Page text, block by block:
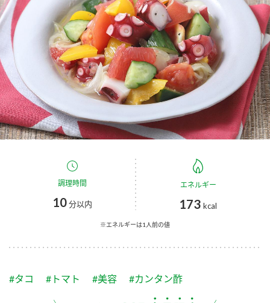
お酢ドリンク ぽん酢
みりん風・料理酒 鍋用調味料
つゆ たれ
スープ 中華
ふりかけ おすしの素
キャンペーン情報
ブランド・スペシャルサイト
ブランド・スペシャルサイト トップ
商品ブランドサイト
Fibee（ファイビー）
くらしプラ酢
お酢ドリンク
つゆ
企業情報
国内事業概要
企業理念
ミツカンの歴史
ミツカンを知る
環境への取り組み
調理時間
10分以内
エネルギー
173 kcal
※エネルギーは1人前の値
#タコ #トマト #美容 #カンタン酢